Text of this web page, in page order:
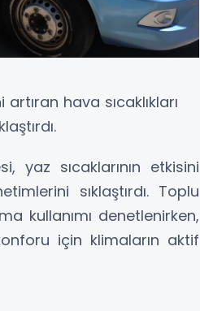
hava sıcaklıkları
yaz sıcaklarının etkisini
sıklaştırdı. Toplu
kullanımı denetlenirken,
için klimaların aktif